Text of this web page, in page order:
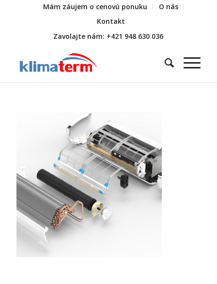
Mám záujem o cenovú ponuku
O nás
Kontakt
Zavolajte nám: +421 948 630 036